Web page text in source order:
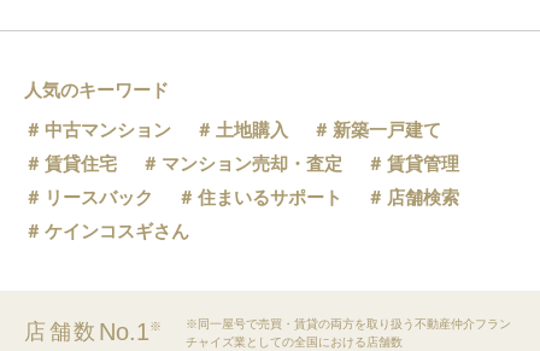
人気のキーワード
中古マンション
土地購入
新築一戸建て
賃貸住宅
マンション売却・査定
賃貸管理
リースバック
住まいるサポート
店舗検索
ケインコスギさん
店舗数 No.1※
※同一屋号で売買・賃貸の両方を取り扱う不動産仲介フラン
チャイズ業としての全国における店舗数